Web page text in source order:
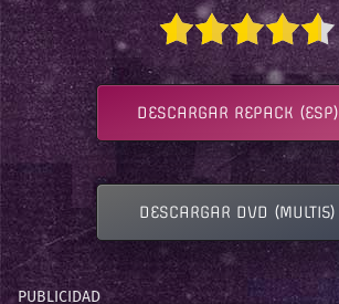
DESCARGAR REPACK (ESP)
DESCARGAR DVD (MULTI5)